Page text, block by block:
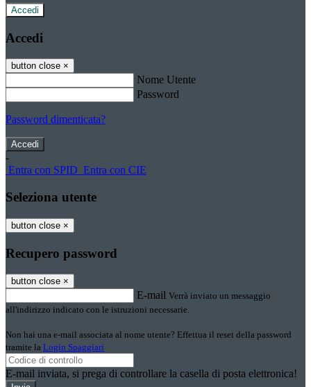
Accedi
Accedi
button close ×
Nome Utente
Password
Password dimenticata?
-
Entra con SPID Entra con CIE
Seleziona utente
button close ×
Recupero password
button close ×
E-mail Verrà inviato un messaggio
all'indirizzo indicato con le istruzioni necessarie.
Non hai una e-mail associata al nome utente? Effettua il reset della password
tramite la Login Spaggiari
E-mail inviata, si prega di controllare la casella di posta elettronica!